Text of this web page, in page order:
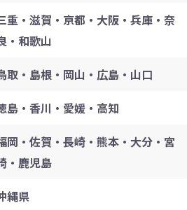
重・滋賀・京都・大阪・兵庫・奈
・和歌山
取・島根・岡山・広島・山口
島・香川・愛媛・高知
岡・佐賀・長崎・熊本・大分・宮
・鹿児島
縄県